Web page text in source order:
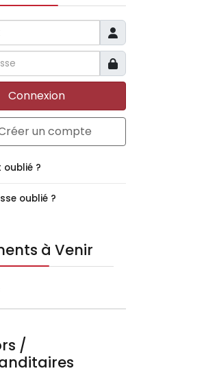
Connexion
un compte
?
oublié ?
à Venir
/